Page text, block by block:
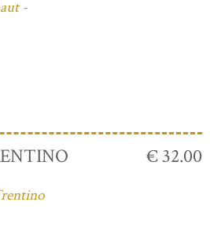
-
€ 32.00